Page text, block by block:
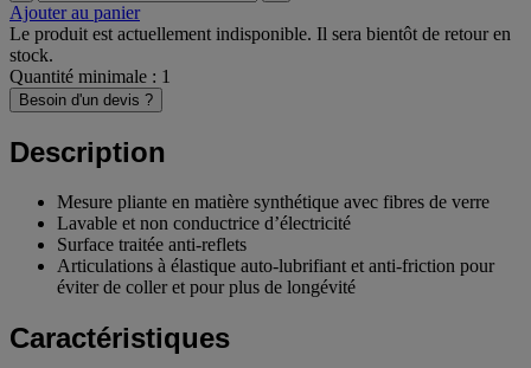
Ajouter au panier
Le produit est actuellement indisponible. Il sera bientôt de retour en
stock.
Quantité minimale : 1
Besoin d'un devis ?
Description
Mesure pliante en matière synthétique avec fibres de verre
Lavable et non conductrice d’électricité
Surface traitée anti-reflets
Articulations à élastique auto-lubrifiant et anti-friction pour
éviter de coller et pour plus de longévité
Caractéristiques